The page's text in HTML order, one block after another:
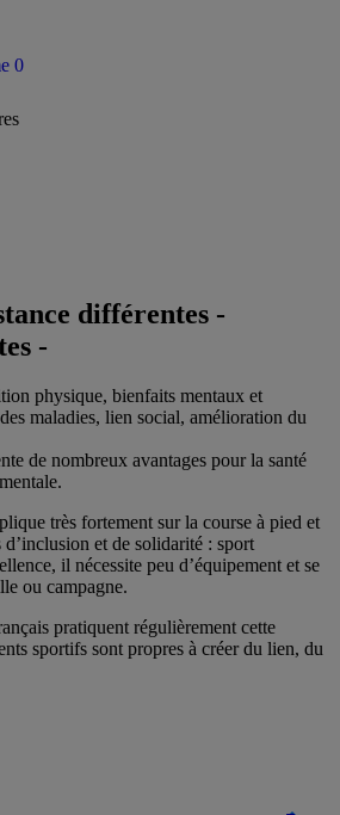
0
différentes -
-
physique, bienfaits mentaux et
maladies, lien social, amélioration du
de nombreux avantages pour la santé
très fortement sur la course à pied et
et de solidarité : sport
il nécessite peu d’équipement et se
ou campagne.
pratiquent régulièrement cette
sportifs sont propres à créer du lien, du